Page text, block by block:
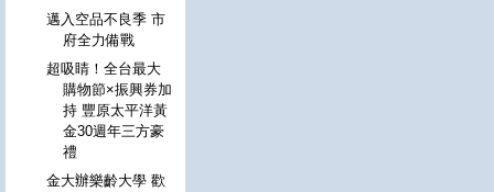
邁入空品不良季 市
府全力備戰
超吸睛！全台最大
購物節×振興券加
持 豐原太平洋黃
金30週年三方豪
禮
金大辦樂齡大學 歡